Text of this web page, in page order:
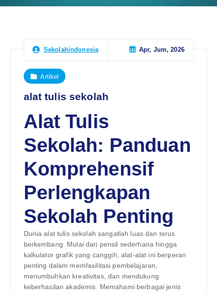
Sekolahindonesia Apr, Jum, 2026
Artikel
alat tulis sekolah
Alat Tulis
Sekolah: Panduan
Komprehensif
Perlengkapan
Sekolah Penting
Dunia alat tulis sekolah sangatlah luas dan terus
berkembang. Mulai dari pensil sederhana hingga
kalkulator grafik yang canggih, alat-alat ini berperan
penting dalam memfasilitasi pembelajaran,
menumbuhkan kreativitas, dan mendukung
keberhasilan akademis. Memahami berbagai jenis